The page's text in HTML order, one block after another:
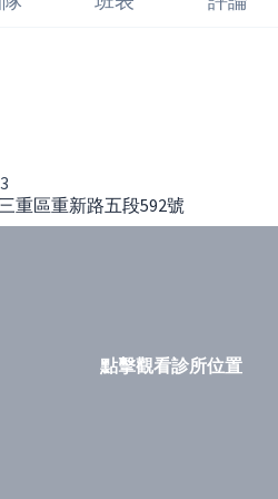
重區重新路五段592號
點擊觀看診所位置